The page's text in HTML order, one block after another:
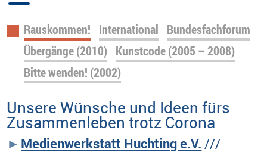
Navigation
überspringen
Rauskommen! International Bundesfachforum
Übergänge (2010) Kunstcode (2005 – 2008)
Bitte wenden! (2002)
Unsere Wünsche und Ideen fürs
Zusammenleben trotz Corona
Medienwerkstatt Huchting e.V. ///